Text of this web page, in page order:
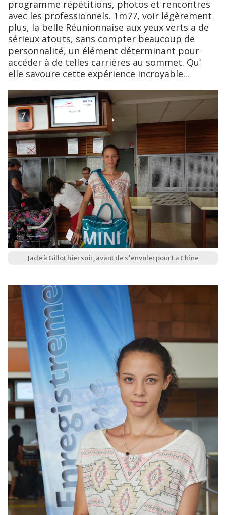
programme répétitions, photos et rencontres
avec les professionnels. 1m77, voir légèrement
plus, la belle Réunionnaise aux yeux verts a de
sérieux atouts, sans compter beaucoup de
personnalité, un élément déterminant pour
accéder à de telles carrières au sommet. Qu'
elle savoure cette expérience incroyable...
Jade à Gillot hier soir, avant de s'envoler pour La Chine